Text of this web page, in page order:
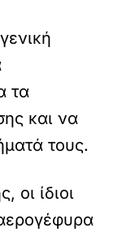
τα
και να
τους.
οι ίδιοι